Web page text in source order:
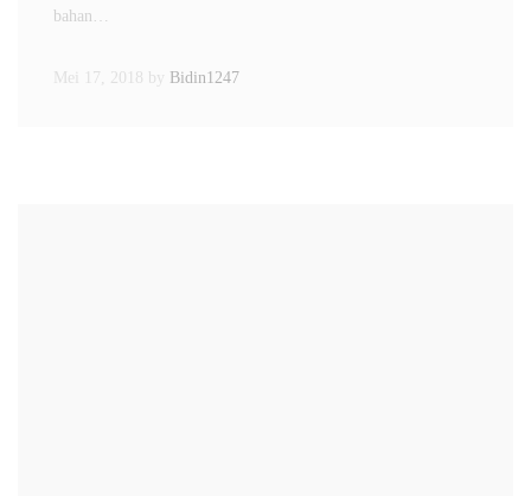
bahan…
Mei 17, 2018 by Bidin1247